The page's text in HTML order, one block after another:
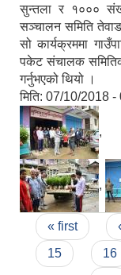
सुन्तला र १०००
सञ्चालन समिति
सो कार्यक्रममा
पकेट संचालक
गर्नुभएको थियो ।
मिति: 07/10/2018 -
,
Pages
« first
15
16